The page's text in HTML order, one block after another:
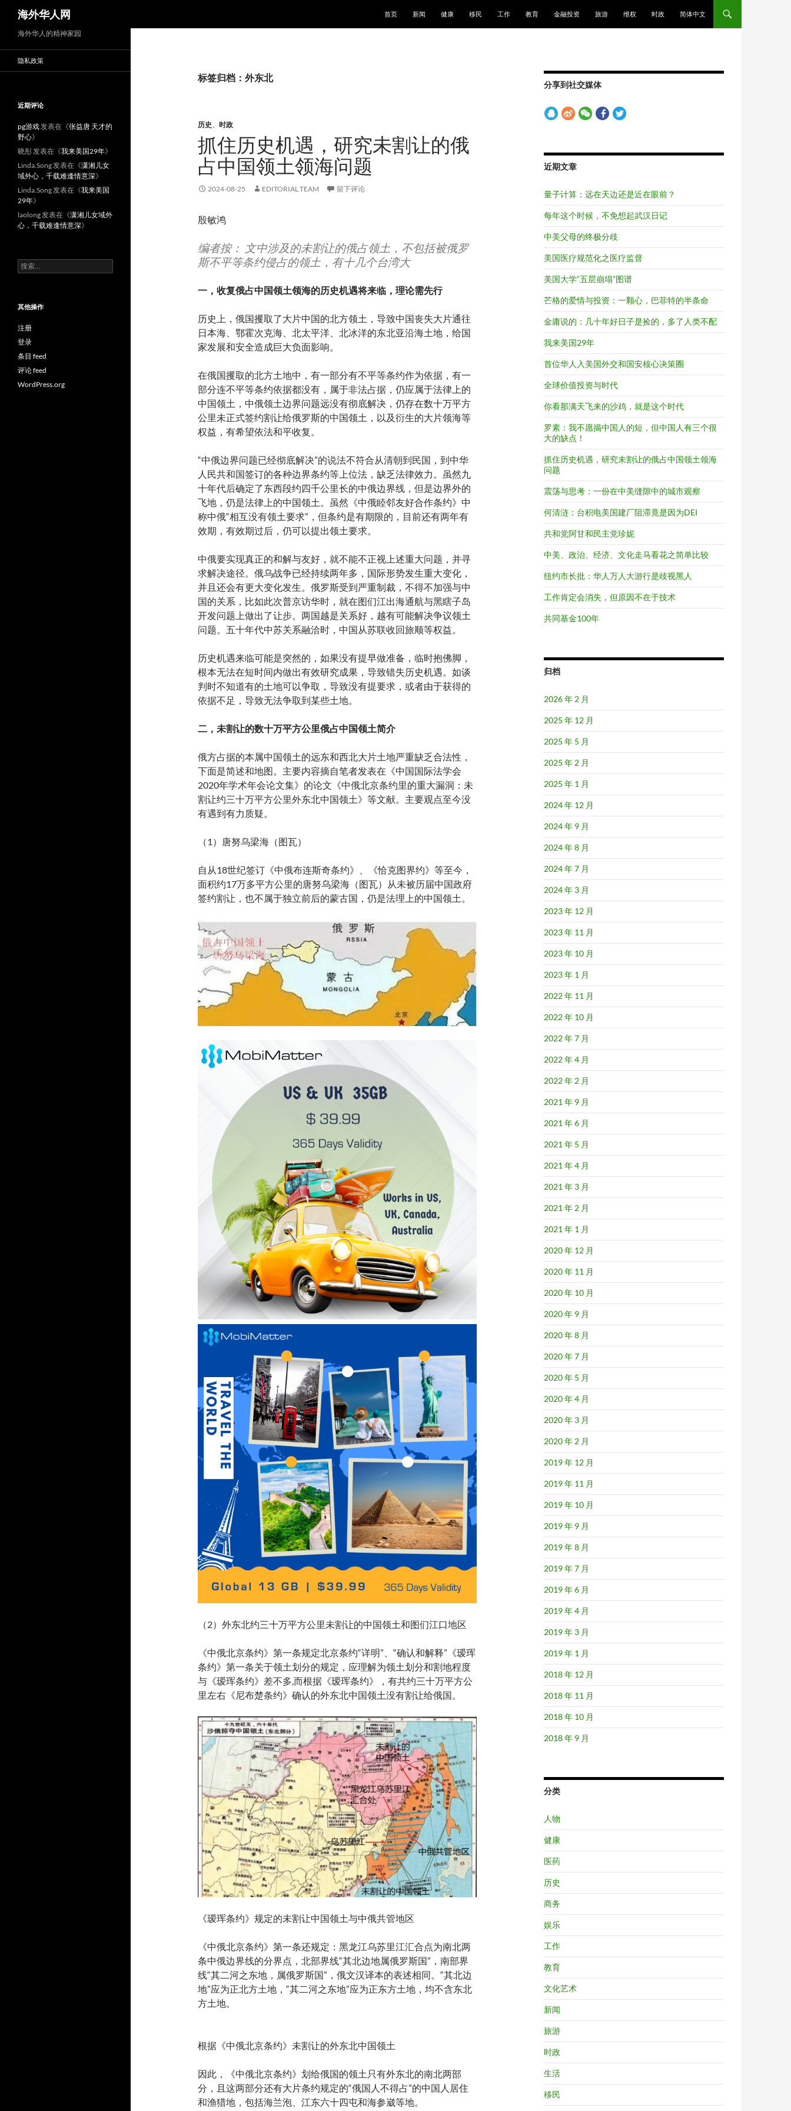
海外华人网
首页
新闻 健康 移民 工作 教育 金融投资 旅游 维权 时政 简体中文
标签归档：外东北
历史、 时政
抓住历史机遇，研究未割让的俄
占中国领土领海问题
2024-08-25 EDITORIAL TEAM 留下评论
殷敏鸿
编者按： 文中涉及的未割让的俄占领土，不包括被俄罗
斯不平等条约侵占的领土，有十几个台湾大
一， 收复俄占中国领土领海的历史机遇将来临，理论需先行
历史上，俄国攫取了大片中国的北方领土，导致中国丧失大片通往
日本海、鄂霍次克海、北太平洋、北冰洋的东北亚沿海土地，给国
家发展和安全造成巨大负面影响。
在俄国攫取的北方土地中，有一部分有不平等条约作为依据，有一
部分连不平等条约依据都没有，属于非法占据，仍应属于法律上的
中国领土，中俄领土边界问题远没有彻底解决，仍存在数十万平方
公里未正式签约割让给俄罗斯的中国领土，以及衍生的大片领海等
权益，有希望依法和平收复。
“中俄边界问题已经彻底解决”的说法不符合从清朝到民国，到中华
人民共和国签订的各种边界条约等上位法，缺乏法律效力。虽然九
十年代后确定了东西段约四千公里长的中俄边界线，但是边界外的
飞地，仍是法律上的中国领土。虽然《中俄睦邻友好合作条约》中
称中俄“相互没有领土要求”，但条约是有期限的，目前还有两年有
效期，有效期过后，仍可以提出领土要求。
中俄要实现真正的和解与友好，就不能不正视上述重大问题，并寻
求解决途径。俄乌战争已经持续两年多，国际形势发生重大变化，
并且还会有更大变化发生。俄罗斯受到严重制裁，不得不加强与中
国的关系，比如此次普京访华时，就在图们江出海通航与黑瞎子岛
开发问题上做出了让步。两国越是关系好，越有可能解决争议领土
问题。五十年代中苏关系融洽时，中国从苏联收回旅顺等权益。
历史机遇来临可能是突然的，如果没有提早做准备，临时抱佛脚，
根本无法在短时间内做出有效研究成果，导致错失历史机遇。如谈
判时不知道有的土地可以争取，导致没有提要求，或者由于获得的
依据不足，导致无法争取到某些土地。
二， 未割让的数十万平方公里俄占中国领土简介
俄方占据的本属中国领土的远东和西北大片土地严重缺乏合法性，
下面是简述和地图。主要内容摘自笔者发表在《中国国际法学会
2020年学术年会论文集》的论文《中俄北京条约里的重大漏洞：未
割让约三十万平方公里外东北中国领土》等文献。主要观点至今没
有遇到有力质疑。
（1）唐努乌梁海（图瓦）
自从18世纪签订《中俄布连斯奇条约》、《恰克图界约》等至今，
面积约17万多平方公里的唐努乌梁海（图瓦）从未被历届中国政府
签约割让，也不属于独立前后的蒙古国，仍是法理上的中国领土。
（2）外东北约三十万平方公里未割让的中国领土和图们江口地区
《中俄北京条约》第一条规定北京条约“详明”、“确认和解释”《瑷珲
条约》第一条关于领土划分的规定，应理解为领土划分和割地程度
与《瑷珲条约》差不多,而根据《瑷珲条约》，有共约三十万平方公
里左右《尼布楚条约》确认的外东北中国领土没有割让给俄国。
《瑷珲条约》规定的未割让中国领土与中俄共管地区
《中俄北京条约》第一条还规定：黑龙江乌苏里江汇合点为南北两
条中俄边界线的分界点，北部界线“其北边地属俄罗斯国”，南部界
线“其二河之东地，属俄罗斯国”，俄文汉译本的表述相同。“其北边
地”应为正北方土地，“其二河之东地”应为正东方土地，均不含东北
方土地。
根据《中俄北京条约》未割让的外东北中国领土
因此，《中俄北京条约》划给俄国的领土只有外东北的南北两部
分，且这两部分还有大片条约规定的“俄国人不得占”的中国人居住
和渔猎地，包括海兰泡、江东六十四屯和海参崴等地。
分享到社交媒体
近期文章
量子计算：远在天边还是近在眼前？
每年这个时候，不免想起武汉日记
中美父母的终极分歧
美国医疗规范化之医疗监督
美国大学“五层崩塌”图谱
芒格的爱情与投资：一颗心，巴菲特的半条命
金庸说的：几十年好日子是捡的，多了人类不配
我来美国29年
首位华人入美国外交和国安核心决策圈
全球价值投资与时代
你看那满天飞来的沙鸡，就是这个时代
罗素：我不愿揭中国人的短，但中国人有三个很
大的缺点！
抓住历史机遇，研究未割让的俄占中国领土领海
问题
震荡与思考：一份在中美缝隙中的城市观察
何清涟：台积电美国建厂阻滞竟是因为DEI
共和党阿甘和民主党珍妮
中美、政治、经济、文化走马看花之简单比较
纽约市长批：华人万人大游行是歧视黑人
工作肯定会消失，但原因不在于技术
共同基金100年
归档
2026 年 2 月
2025 年 12 月
2025 年 5 月
2025 年 2 月
2025 年 1 月
2024 年 12 月
2024 年 9 月
2024 年 8 月
2024 年 7 月
2024 年 3 月
2023 年 12 月
2023 年 11 月
2023 年 10 月
2023 年 1 月
2022 年 11 月
2022 年 10 月
2022 年 7 月
2022 年 4 月
2022 年 2 月
2021 年 9 月
2021 年 6 月
2021 年 5 月
2021 年 4 月
2021 年 3 月
2021 年 2 月
2021 年 1 月
2020 年 12 月
2020 年 11 月
2020 年 10 月
2020 年 9 月
2020 年 8 月
2020 年 7 月
2020 年 5 月
2020 年 4 月
2020 年 3 月
2020 年 2 月
2019 年 12 月
2019 年 11 月
2019 年 10 月
2019 年 9 月
2019 年 8 月
2019 年 7 月
2019 年 6 月
2019 年 4 月
2019 年 3 月
2019 年 1 月
2018 年 12 月
2018 年 11 月
2018 年 10 月
2018 年 9 月
分类
人物
健康
医药
历史
商务
娱乐
工作
教育
文化艺术
新闻
旅游
时政
生活
移民
海外华人的精神家园
隐私政策
近期评论
pg游戏发表在《张益唐 天才的
野心》
晓彤发表在《我来美国29年》
Linda.Song发表在《潇湘儿女
域外心，千载难逢情意深》
Linda.Song发表在《我来美国
29年》
laolong发表在《潇湘儿女域外
心，千载难逢情意深》
搜
索：
其他操作
注册
登录
条目 feed
评论 feed
WordPress.org